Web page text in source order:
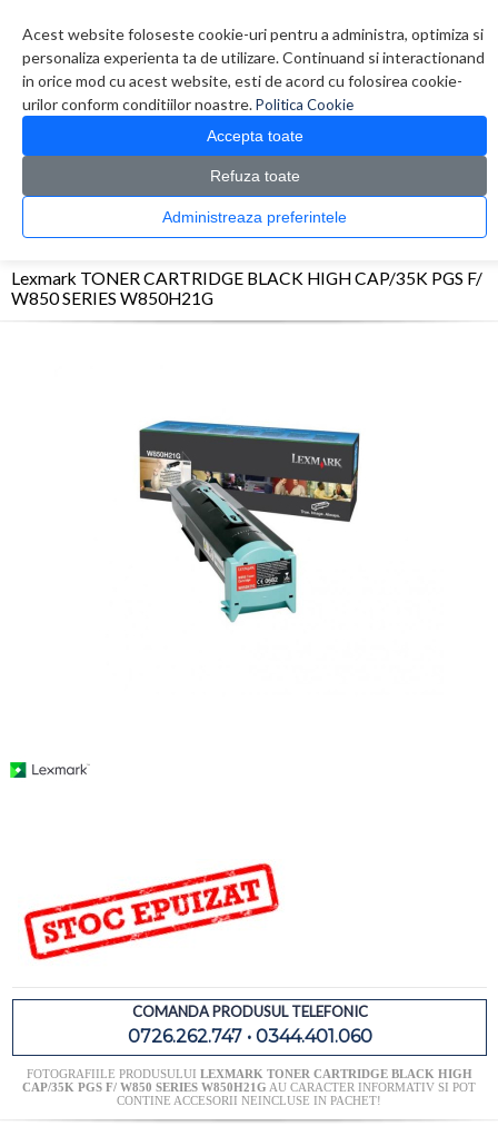
Acest website foloseste cookie-uri pentru a administra, optimiza si
personaliza experienta ta de utilizare. Continuand si interactionand
in orice mod cu acest website, esti de acord cu folosirea cookie-
urilor conform conditiilor noastre.Politica Cookie
Accepta toate
Refuza toate
Administreaza preferintele
0 produs(e)
CATALOG PRODUSE
Consumabile originale > Toner > Lexmark TONER CARTRIDGE BLACK
Lexmark TONER CARTRIDGE BLACK HIGH CAP/35K PGS F/
W850 SERIES W850H21G
COMANDA PRODUSUL TELEFONIC
0726.262.747 • 0344.401.060
FOTOGRAFIILE PRODUSULUI LEXMARK TONER CARTRIDGE BLACK HIGH
CAP/35K PGS F/ W850 SERIES W850H21G AU CARACTER INFORMATIV SI POT
CONTINE ACCESORII NEINCLUSE IN PACHET!